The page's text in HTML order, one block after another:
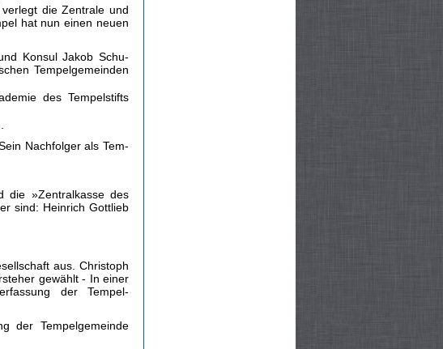
die Zentrale und
hat nun einen neuen
Konsul Jakob Schu­
Tempelgemeinden
des Tempelstifts
Nachfolger als Tem­
die »Zentralkasse des
sind: Heinrich Gottlieb
aus. Christoph
gewählt - In einer
der Tempel­
der Tempelgemeinde